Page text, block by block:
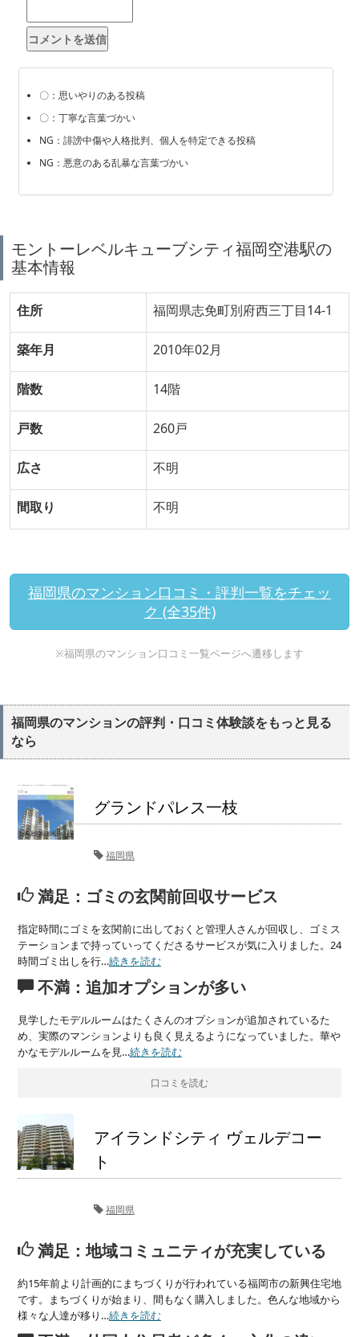
〇：思いやりのある投稿
〇：丁寧な言葉づかい
NG：誹謗中傷や人格批判、個人を特定できる投稿
NG：悪意のある乱暴な言葉づかい
モントーレベルキューブシティ福岡空港駅の
基本情報
住所 福岡県志免町別府西三丁目14-1
築年月 2010年02月
階数 14階
戸数 260戸
広さ 不明
間取り 不明
福岡県のマンション口コミ・評判一覧をチェッ
ク (全35件)
※福岡県のマンション口コミ一覧ページへ遷移します
福岡県のマンションの評判・口コミ体験談をもっと見る
なら
グランドパレス一枝
福岡県
満足：ゴミの玄関前回収サービス
指定時間にゴミを玄関前に出しておくと管理人さんが回収し、ゴミス
テーションまで持っていってくださるサービスが気に入りました。24
時間ゴミ出しを行…続きを読む
不満：追加オプションが多い
見学したモデルルームはたくさんのオプションが追加されているた
め、実際のマンションよりも良く見えるようになっていました。華や
かなモデルルームを見…続きを読む
口コミを読む
アイランドシティ ヴェルデコー
ト
福岡県
満足：地域コミュニティが充実している
約15年前より計画的にまちづくりが行われている福岡市の新興住宅地
です。まちづくりが始まり、間もなく購入しました。色んな地域から
様々な人達が移り…続きを読む